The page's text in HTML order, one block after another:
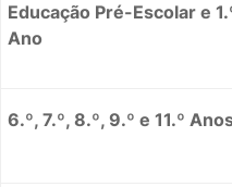
Educação Pré-Escolar e
Ano
6.º, 7.º, 8.º, 9.º e 11.º